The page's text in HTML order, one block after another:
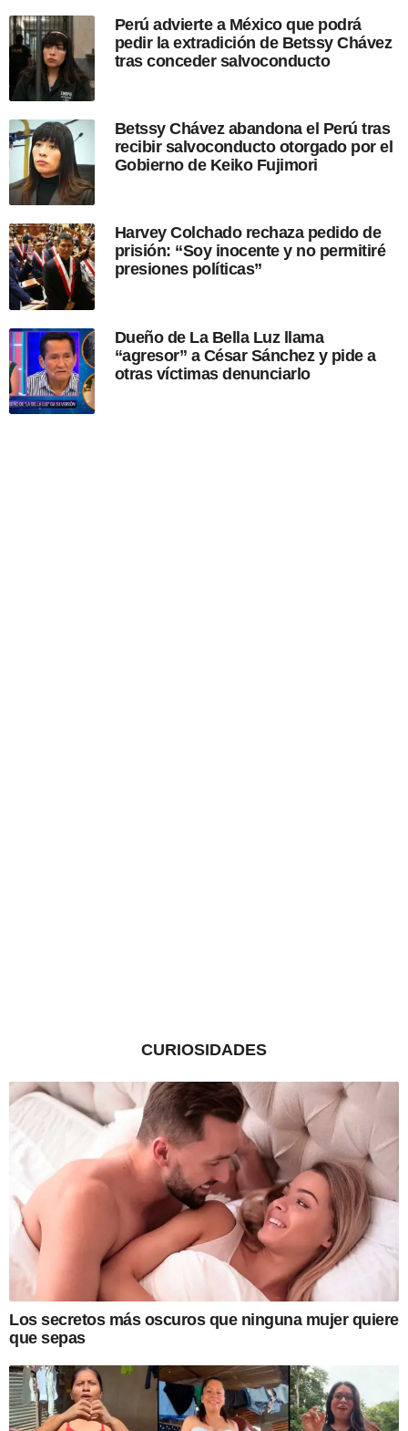
u
b
l
c
i
ó
Perú advierte a México que podrá
pedir la extradición de Betssy Chávez
tras conceder salvoconducto
Betssy Chávez abandona el Perú tras
recibir salvoconducto otorgado por el
Gobierno de Keiko Fujimori
Harvey Colchado rechaza pedido de
prisión: “Soy inocente y no permitiré
presiones políticas”
Dueño de La Bella Luz llama
“agresor” a César Sánchez y pide a
otras víctimas denunciarlo
CURIOSIDADES
Los secretos más oscuros que ninguna mujer quiere
que sepas